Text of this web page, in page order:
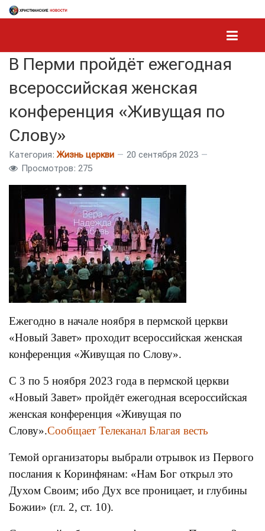
В Перми пройдёт ежегодная
всероссийская женская
конференция «Живущая по
Слову»
Категория: Жизнь церкви
20 сентября 2023
Просмотров: 275
Ежегодно в начале ноября в пермской церкви
«Новый Завет» проходит всероссийская женская
конференция «Живущая по Слову».
С 3 по 5 ноября 2023 года в пермской церкви
«Новый Завет» пройдёт ежегодная всероссийская
женская конференция «Живущая по
Слову».Сообщает Телеканал Благая весть
Темой организаторы выбрали отрывок из Первого
послания к Коринфянам: «Нам Бог открыл это
Духом Своим; ибо Дух все проницает, и глубины
Божии» (гл. 2, ст. 10).